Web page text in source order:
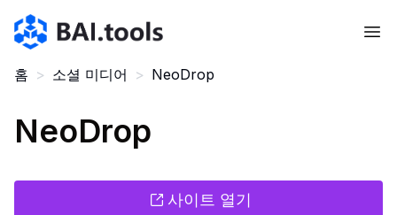
Bai.tools
홈 > 소셜 미디어 > NeoDrop
NeoDrop
사이트 열기